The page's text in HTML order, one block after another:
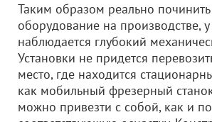
Таким образом реально
оборудование на производстве,
наблюдается глубокий
Установки не придется
место, где находится
как мобильный фрезерный
можно привезти с собой, как и